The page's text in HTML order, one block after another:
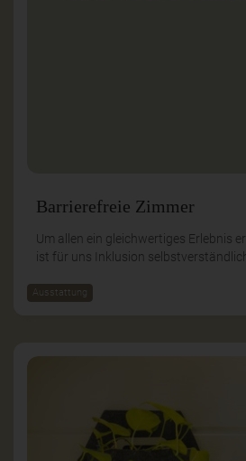
Barrierefreie Zimmer
Um allen ein gleichwertiges Erlebnis
ist für uns Inklusion selbstverständlich.
Ausstattung